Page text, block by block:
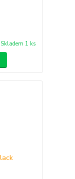
Skladem 1 ks